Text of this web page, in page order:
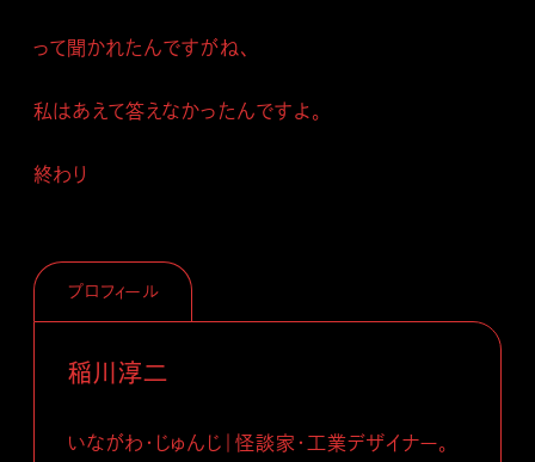
って聞かれたんですがね、
私はあえて答えなかったんですよ。
終わり
プロフィール
稲川淳二
いながわ・じゅんじ｜怪談家・工業デザイナー。